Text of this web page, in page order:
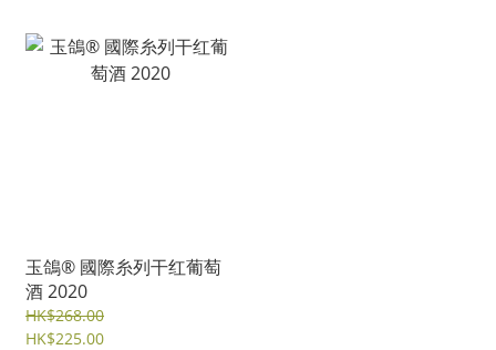
玉鴿® 國際糸列干红葡萄
酒 2020
HK$268.00
HK$225.00